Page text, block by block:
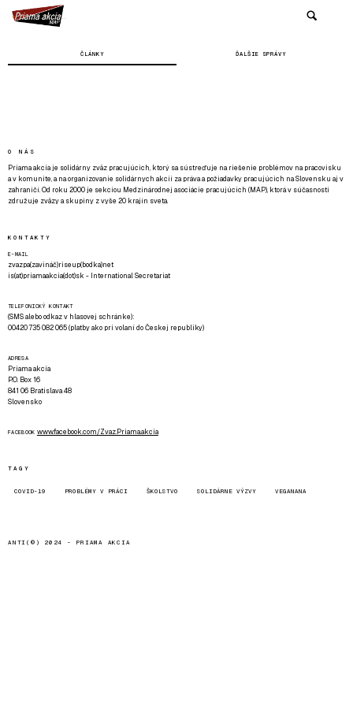
ČLÁNKY ĎALŠIE SPRÁVY
O NÁS
Priama akcia je solidárny zväz pracujúcich, ktorý sa sústreďuje na riešenie problémov na pracovisku
a v komunite, a na organizovanie solidárnych akcií za práva a požiadavky pracujúcich na Slovensku aj v
zahraničí. Od roku 2000 je sekciou Medzinárodnej asociácie pracujúcich (MAP), ktorá v súčasnosti
združuje zväzy a skupiny z vyše 20 krajín sveta.
KONTAKTY
E-MAIL
zvazpa(zavináč)riseup(bodka)net
is(at)priamaakcia(dot)sk - International Secretariat
TELEFONICKÝ KONTAKT
(SMS alebo odkaz v hlasovej schránke):
00420 735 082 065 (platby ako pri volaní do Českej republiky)
ADRESA
Priama akcia
P.O. Box 16
841 06 Bratislava 48
Slovensko
FACEBOOK www.facebook.com/Zvaz.Priama.akcia
TAGY
COVID-19 PROBLÉMY V PRÁCI ŠKOLSTVO SOLIDÁRNE VÝZVY VEGANANA
ANTI(©) 2024 - PRIAMA AKCIA